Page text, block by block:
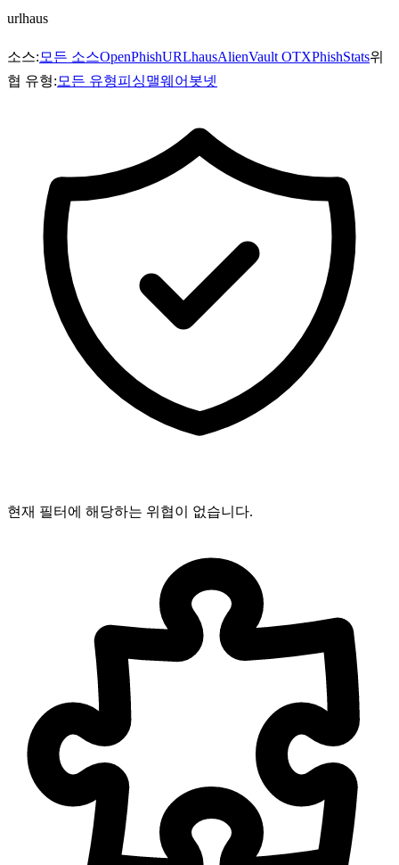
urlhaus
소스: 모든 소스OpenPhishURLhausAlienVault OTXPhishStats위
협 유형: 모든 유형피싱맬웨어 봇넷
현재 필터에 해당하는 위협이 없습니다.